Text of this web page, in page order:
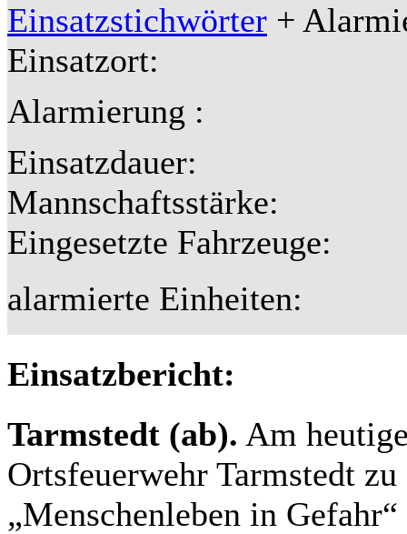
Einsatzstichwörter +
Einsatzort:
Alarmierung :
Einsatzdauer:
Mannschaftsstärke:
Eingesetzte Fahrzeuge:
alarmierte Einheiten:
Einsatzbericht:
Tarmstedt (ab). Am
Ortsfeuerwehr Tarmstedt
„Menschenleben in